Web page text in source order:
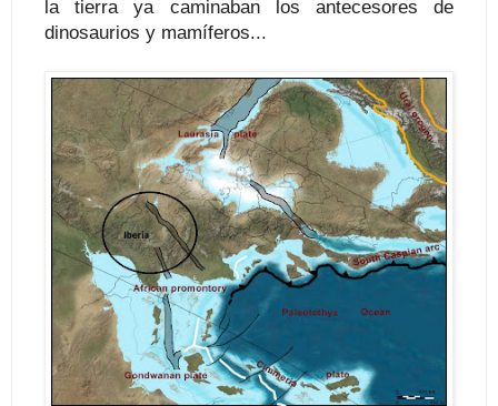
la tierra ya caminaban los antecesores de
dinosaurios y mamíferos...